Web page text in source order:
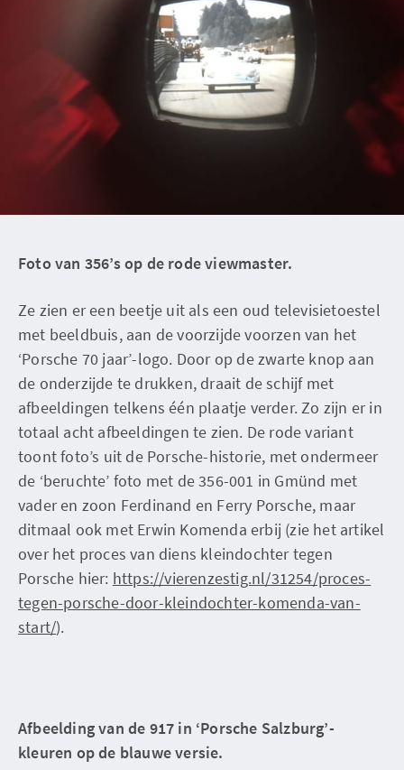
Foto van 356’s op de rode viewmaster.
Ze zien er een beetje uit als een oud televisietoestel
met beeldbuis, aan de voorzijde voorzen van het
‘Porsche 70 jaar’-logo. Door op de zwarte knop aan
de onderzijde te drukken, draait de schijf met
afbeeldingen telkens één plaatje verder. Zo zijn er in
totaal acht afbeeldingen te zien. De rode variant
toont foto’s uit de Porsche-historie, met ondermeer
de ‘beruchte’ foto met de 356-001 in Gmünd met
vader en zoon Ferdinand en Ferry Porsche, maar
ditmaal ook met Erwin Komenda erbij (zie het artikel
over het proces van diens kleindochter tegen
Porsche hier: https://vierenzestig.nl/31254/proces-
tegen-porsche-door-kleindochter-komenda-van-
start/).
Afbeelding van de 917 in ‘Porsche Salzburg’-
kleuren op de blauwe versie.